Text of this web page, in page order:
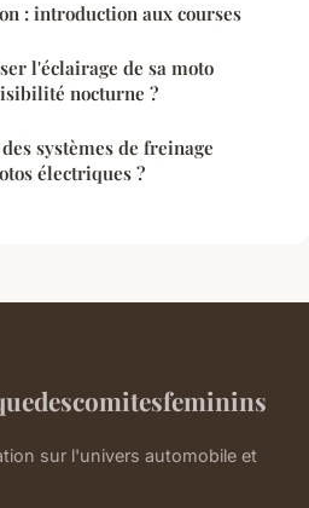
: introduction aux courses
l'éclairage de sa moto
nocturne ?
systèmes de freinage
électriques ?
sur l'univers automobile et